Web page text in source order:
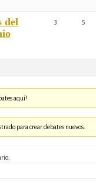
del
3 5
aquí!
para crear debates nuevos.